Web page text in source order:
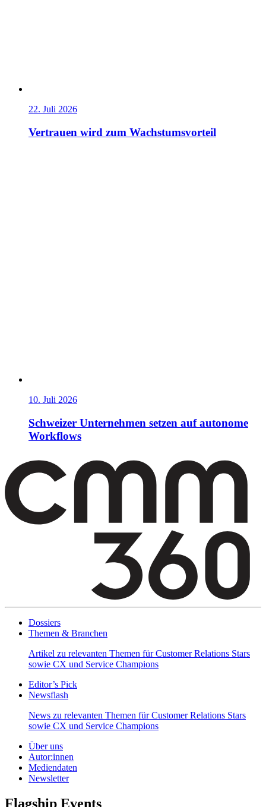
22. Juli 2026
Vertrauen wird zum Wachstumsvorteil
10. Juli 2026
Schweizer Unternehmen setzen auf autonome
Workflows
Dossiers
Themen & Branchen
Artikel zu relevanten Themen für Customer Relations Stars
sowie CX und Service Champions
Editor’s Pick
Newsflash
News zu relevanten Themen für Customer Relations Stars
sowie CX und Service Champions
Über uns
Autor:innen
Mediendaten
Newsletter
Flagship Events